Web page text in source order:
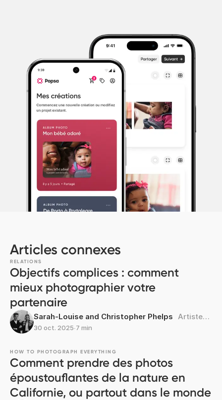
Articles connexes
RELATIONS
Objectifs complices : comment
mieux photographier votre
partenaire
Sarah-Louise and Christopher Phelps Artistes pluridisciplinaires
30 oct. 2025∙7 min
HOW TO PHOTOGRAPH EVERYTHING
Comment prendre des photos
époustouflantes de la nature en
Californie, ou partout dans le monde